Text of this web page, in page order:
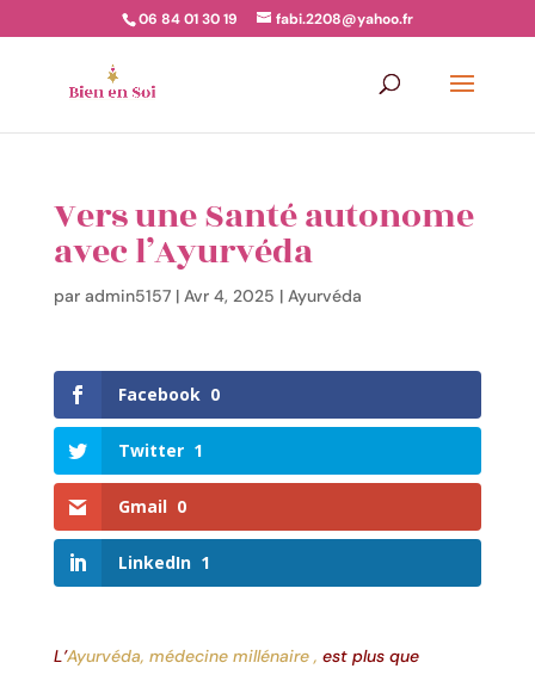
06 84 01 30 19 fabi.2208@yahoo.fr
Vers une Santé autonome
avec l’Ayurvéda
par admin5157| Avr 4, 2025 | Ayurvéda
Facebook 0
Twitter 1
Gmail 0
LinkedIn 1
L’Ayurvéda, médecine millénaire , est plus que